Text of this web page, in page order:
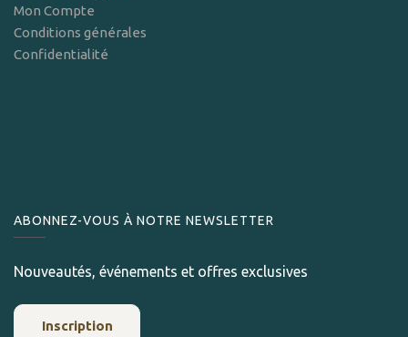
Mon Compte
Conditions générales
Confidentialité
ABONNEZ-VOUS À NOTRE NEWSLETTER
Nouveautés, événements et offres exclusives
Inscription